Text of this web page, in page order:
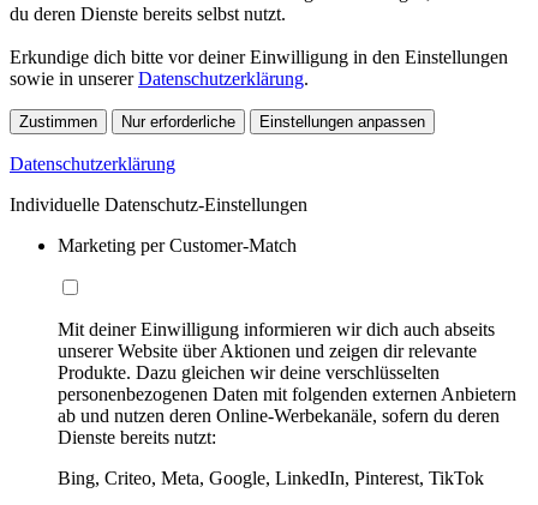
du deren Dienste bereits selbst nutzt.
Erkundige dich bitte vor deiner Einwilligung in den Einstellungen
sowie in unsererDatenschutzerklärung.
Zustimmen Nur erforderliche Einstellungen anpassen
Datenschutzerklärung
Individuelle Datenschutz-Einstellungen
Marketing per Customer-Match
Mit deiner Einwilligung informieren wir dich auch abseits
unserer Website über Aktionen und zeigen dir relevante
Produkte. Dazu gleichen wir deine verschlüsselten
personenbezogenen Daten mit folgenden externen Anbietern
ab und nutzen deren Online-Werbekanäle, sofern du deren
Dienste bereits nutzt:
Bing, Criteo, Meta, Google, LinkedIn, Pinterest, TikTok